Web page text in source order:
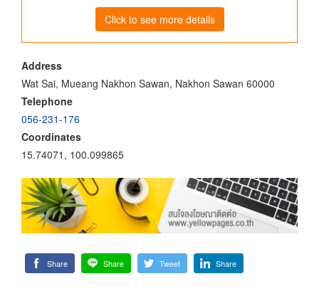
Click to see more details
Address
Wat Sai, Mueang Nakhon Sawan, Nakhon Sawan 60000
Telephone
056-231-176
Coordinates
15.74071, 100.099865
Share Share Tweet Share